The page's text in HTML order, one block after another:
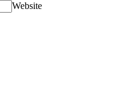
Website